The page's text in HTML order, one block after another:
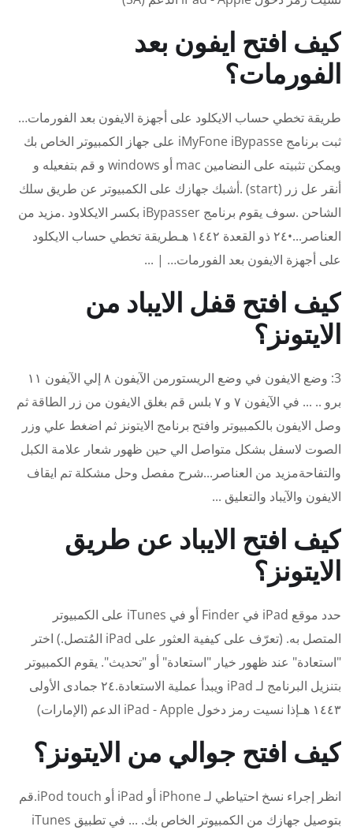
كيف افتح ايفون بعد
الفورمات؟
طريقة تخطي حساب الايكلود على أجهزة الايفون بعد الفورمات…
ثبت برنامج iMyFone iBypasse على جهاز الكمبيوتر الخاص بك
ويمكن تثبيته على النضامين mac أو windows و قم بتفعيله و
أنقر عل زر (start) .أشبك جهازك على الكمبيوتر عن طريق سلك
الشاحن .سوف يقوم برنامج iBypasser بكسر الايكلاود .مزيد من
العناصر...•٢٤ ذو القعدة ١٤٤٢ هـطريقة تخطي حساب الايكلود
على أجهزة الايفون بعد الفورمات… | ...
كيف افتح قفل الايباد من
الايتونز؟
3: وضع الايفون في وضع الريستورمن الآيفون ٨ إلي الآيفون ١١
برو .. ... في الآيفون ٧ و ٧ بلس قم بغلق الايفون من زر الطاقة ثم
وصل الايفون بالكمبيوتر وافتح برنامج الايتونز ثم اضغط علي وزر
الصوت لاسفل بشكل متواصل الي حين ظهور شعار علامة الكبل
والتفاحةمزيد من العناصر...شرح مفصل وحل مشكلة تم ايقاف
الايفون والآيباد والتعليق ...
كيف افتح الايباد عن طريق
الايتونز؟
حدد موقع iPad في Finder أو في iTunes على الكمبيوتر
المتصل به. (تعرّف على كيفية العثور على iPad المُتصل.) اختر
"استعادة" عند ظهور خيار "استعادة" أو "تحديث". يقوم الكمبيوتر
بتنزيل البرنامج لـ iPad ويبدأ عملية الاستعادة.٢٤ جمادى الأولى
١٤٤٣ هـإذا نسيت رمز دخول iPad - Apple الدعم (الإمارات)
كيف افتح جوالي من الايتونز؟
انظر إجراء نسخ احتياطي لـ iPhone أو iPad أو iPod touch.قم
بتوصيل جهازك من الكمبيوتر الخاص بك. ... في تطبيق iTunes